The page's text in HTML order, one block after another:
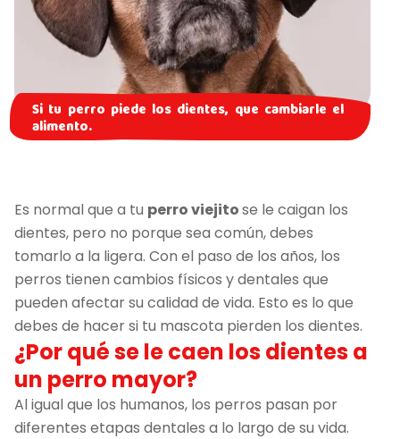
Si tu perro piede los dientes, que cambiarle el
alimento.
Es normal que a tu perro viejitose le caigan los
dientes, pero no porque sea común, debes
tomarlo a la ligera. Con el paso de los años, los
perros tienen cambios físicos y dentales que
pueden afectar su calidad de vida. Esto es lo que
debes de hacer si tu mascota pierden los dientes.
¿Por qué se le caen los dientes a
un perro mayor?
Al igual que los humanos, los perros pasan por
diferentes etapas dentales a lo largo de su vida.